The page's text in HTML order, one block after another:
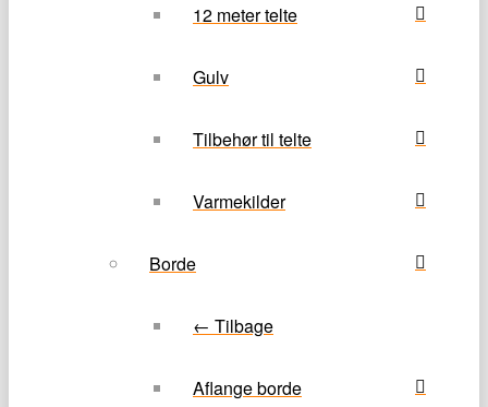
12 meter telte
Gulv
Tilbehør til telte
Varmekilder
Borde
← Tilbage
Aflange borde